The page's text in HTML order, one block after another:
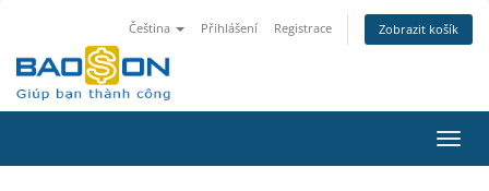
Čeština Přihlášení Registrace Zobrazit košík